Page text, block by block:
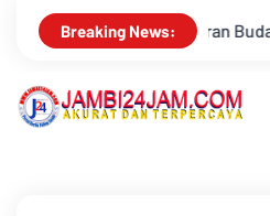
Breaking News:
Band Raih Juara 2